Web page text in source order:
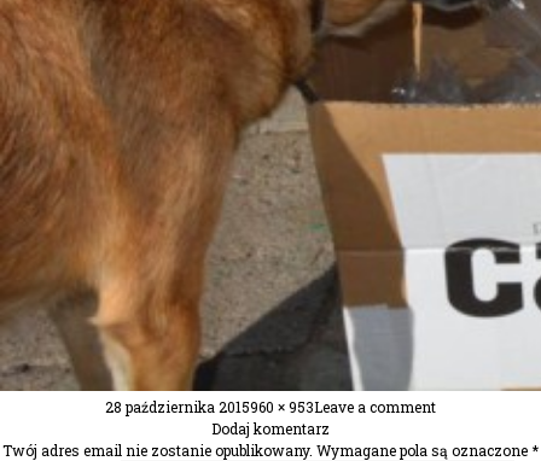
Posted
28 października 2015Full
size
960 × 953Leave a comment
Dodaj komentarz
Twój adres email nie zostanie opublikowany. Wymagane pola są oznaczone *